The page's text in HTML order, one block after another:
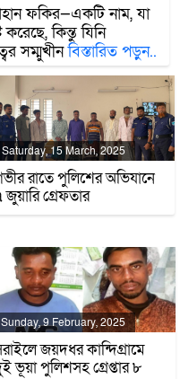
ফকির—একটি নাম, যা
কিন্তু যিনি
সম্মুখীনবিস্তারিত পড়ুন..
Saturday, 15 March, 2025
রাতে পুলিশের অভিযানে
জুয়ারি গ্রেফতার
Sunday, 9 February, 2025
জয়দধর কান্দিগ্রামে
ভূয়া পুলিশসহ গ্রেপ্তার ৮